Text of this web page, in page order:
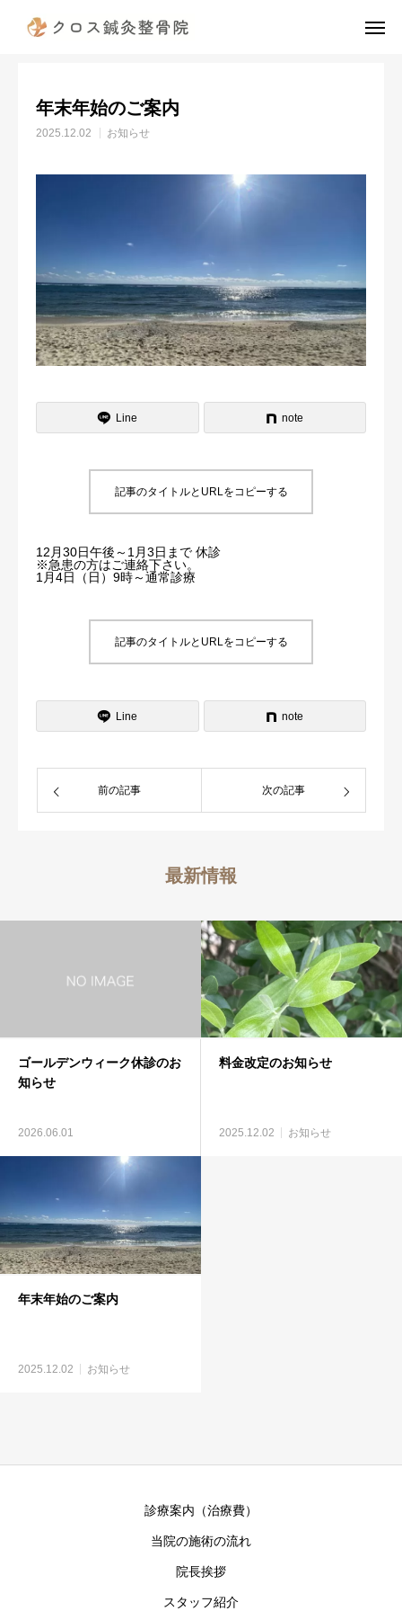
お知らせ お知らせ
年末年始のご案内
2025.12.02 お知らせ
Line note
記事のタイトルとURLをコピーする
12月30日午後～1月3日まで 休診
※急患の方はご連絡下さい。
1月4日（日）9時～通常診療
記事のタイトルとURLをコピーする
Line note
前の記事 次の記事
最新情報
ゴールデンウィーク休診のお
知らせ
2026.06.01
料金改定のお知らせ
2025.12.02 お知らせ
年末年始のご案内
2025.12.02 お知らせ
診療案内（治療費）
当院の施術の流れ
院長挨拶
スタッフ紹介
instagram
院長挨拶
スタッフ紹介
よくある質問